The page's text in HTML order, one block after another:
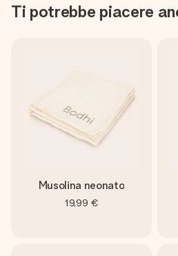
Ti potrebbe piacere
Musolina neonato
19,99 €